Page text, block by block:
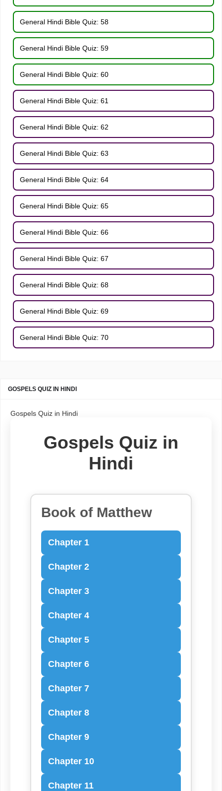
General Hindi Bible Quiz: 58
General Hindi Bible Quiz: 59
General Hindi Bible Quiz: 60
General Hindi Bible Quiz: 61
General Hindi Bible Quiz: 62
General Hindi Bible Quiz: 63
General Hindi Bible Quiz: 64
General Hindi Bible Quiz: 65
General Hindi Bible Quiz: 66
General Hindi Bible Quiz: 67
General Hindi Bible Quiz: 68
General Hindi Bible Quiz: 69
General Hindi Bible Quiz: 70
GOSPELS QUIZ IN HINDI
Gospels Quiz in Hindi
Gospels Quiz in
Hindi
Book of Matthew
Chapter 1
Chapter 2
Chapter 3
Chapter 4
Chapter 5
Chapter 6
Chapter 7
Chapter 8
Chapter 9
Chapter 10
Chapter 11